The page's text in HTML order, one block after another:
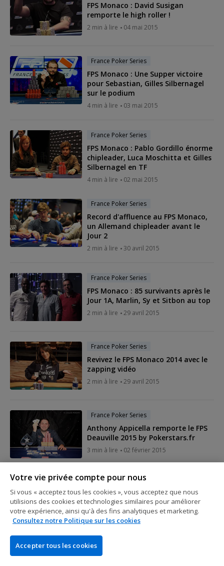
FPS Monaco : David Susigan
remporte le high roller !
2 min à lire 04 mai 2015
France Poker Series
FPS Monaco : Une Supper victoire
pour Sebastian, Gilles Silbernagel
sur le podium
4 min à lire 03 mai 2015
France Poker Series
FPS Monaco : Pablo Gordillo énorme
chipleader, Luca Moschitta et Gilles
Silbernagel en TF
4 min à lire 02 mai 2015
France Poker Series
Record d'affluence au FPS Monaco,
un Allemand chipleader avant le
Jour 2
2 min à lire 30 avril 2015
France Poker Series
FPS Monaco : 85 survivants après le
Jour 1A, Marlin, Sy et Sitbon au top
2 min à lire 29 avril 2015
France Poker Series
Revivez le FPS Monaco 2014 avec le
zapping vidéo
2 min à lire 29 avril 2015
France Poker Series
Anthony Appicella remporte le FPS
Deauville 2015 by Pokerstars.fr
3 min à lire 02 février 2015
France Poker Series
FPS Deauville : Un Ladies qui buzz
5 min à lire 01 février 2015
Votre vie privée compte pour nous
Si vous « acceptez tous les cookies », vous acceptez que nous
utilisions des cookies et technologies similaires pour améliorer
votre expérience, ainsi qu'à des fins analytiques et marketing.
Consultez notre Politique sur les cookies
Accepter tous les cookies